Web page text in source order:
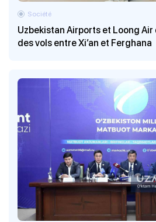
Uzbekistan Airports et Loong
des vols entre Xi’an et Ferghana
Société